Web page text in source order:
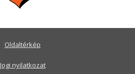
Oldaltérkép
Jogi nyilatkozat